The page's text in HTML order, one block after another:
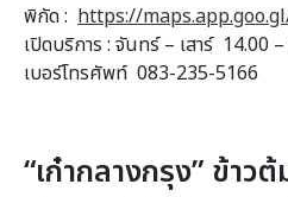
พิกัด : https://
เปิดบริการ : จันทร์ – เสาร์ 14.00
เบอร์โทรศัพท์ 083-235-5166
“เก๋ากลางกรุง” ข้าว